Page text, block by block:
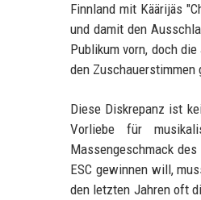
Finnland mit Käärijäs
und damit den
Publikum vorn, doch
den Zuschauerstimmen
Diese Diskrepanz ist
Vorliebe für
Massengeschmack
ESC gewinnen will,
den letzten Jahren oft